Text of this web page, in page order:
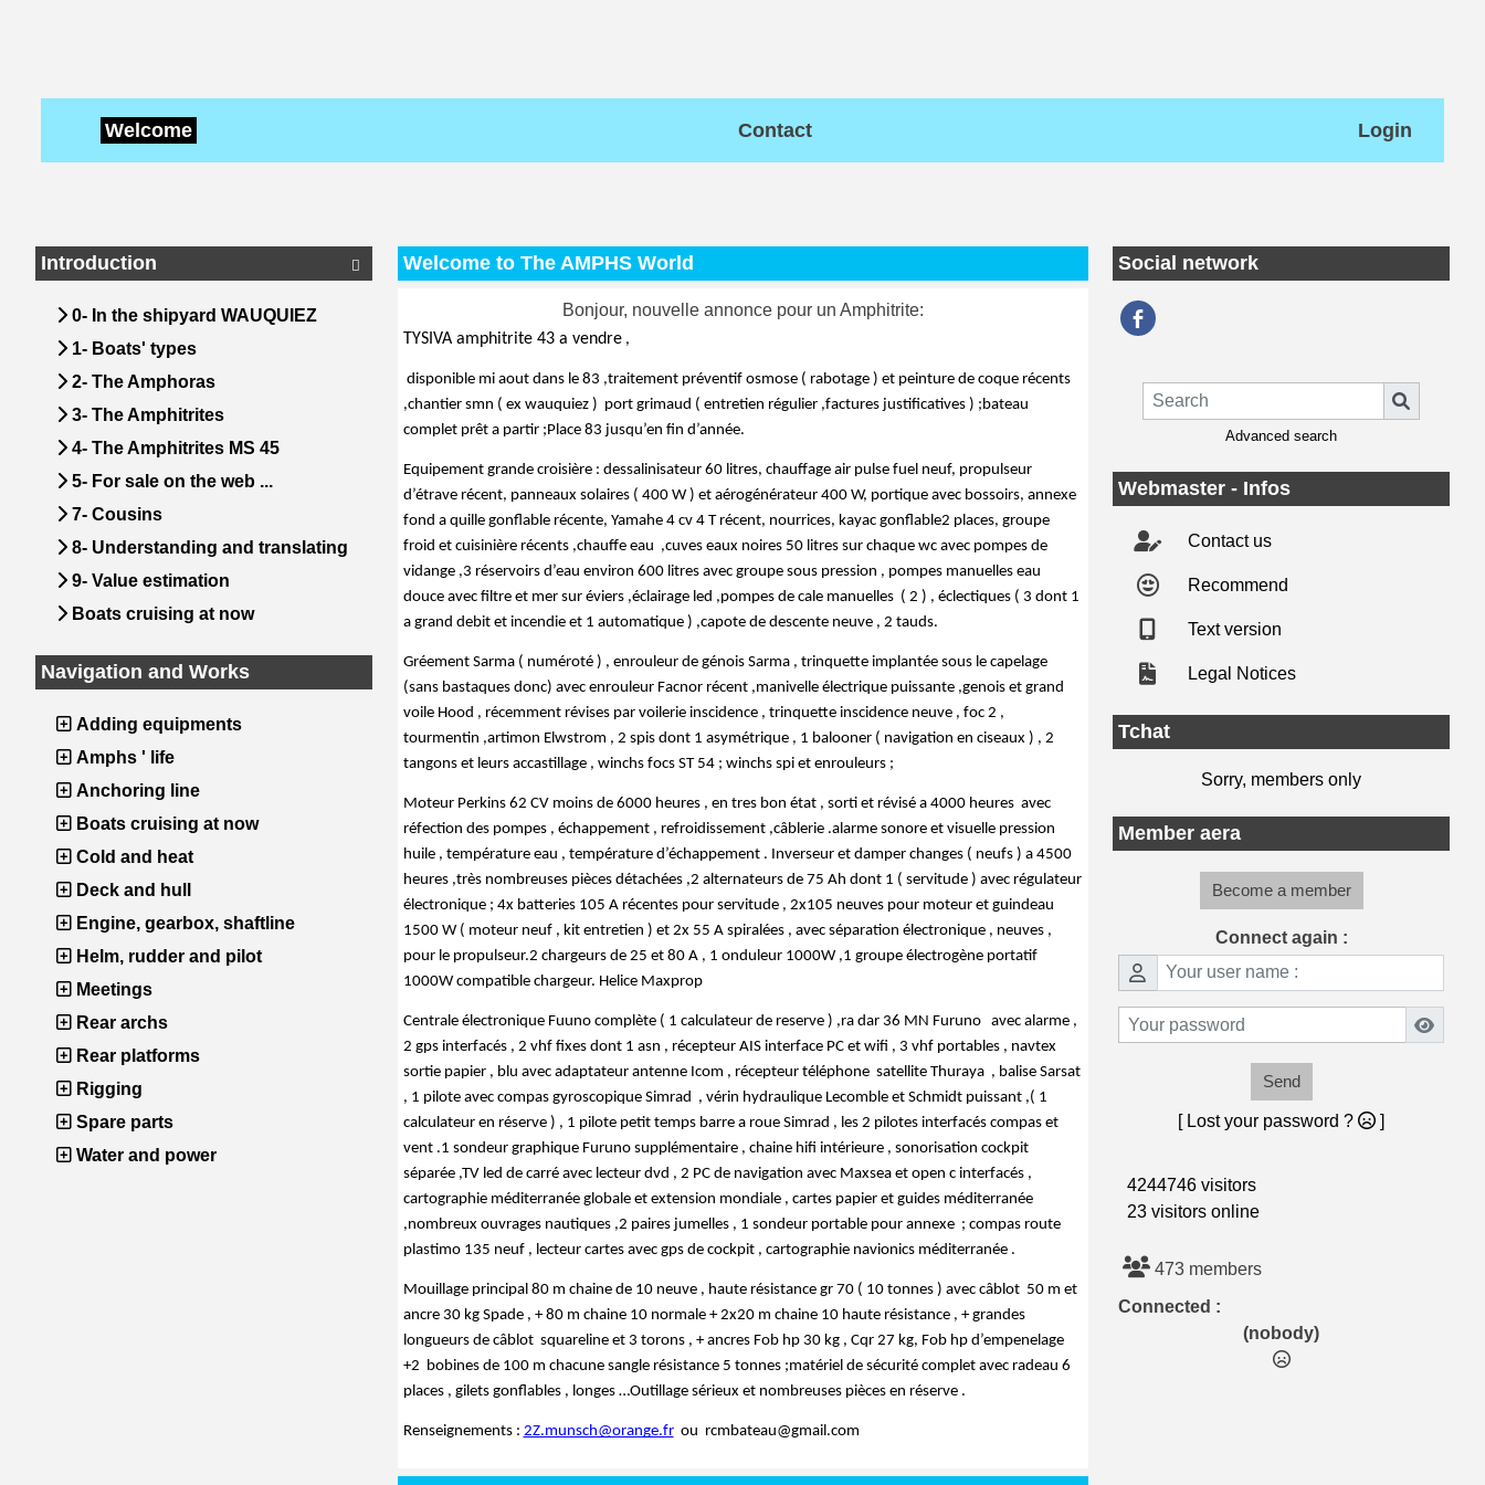
Welcome Contact Login

Introduction
0- In the shipyard WAUQUIEZ
1- Boats' types
2- The Amphoras
3- The Amphitrites
4- The Amphitrites MS 45
5- For sale on the web ...
7- Cousins
8- Understanding and translating
9- Value estimation
Boats cruising at now
Navigation and Works
Adding equipments
Amphs ' life
Anchoring line
Boats cruising at now
Cold and heat
Deck and hull
Engine, gearbox, shaftline
Helm, rudder and pilot
Meetings
Rear archs
Rear platforms
Rigging
Spare parts
Water and power
Welcome to The AMPHS World
Bonjour, nouvelle annonce pour un Amphitrite:
TYSIVA amphitrite 43 a vendre ,
,chantier smn ( ex wauquiez )  port grimaud ( entretien régulier ,factures justificatives ) ;bateau
complet prêt a partir ;Place 83 jusqu’en fin d’année.
Equipement grande croisière : dessalinisateur 60 litres, chauffage air pulse fuel neuf, propulseur
d’étrave récent, panneaux solaires ( 400 W ) et aérogénérateur 400 W, portique avec bossoirs, annexe
fond a quille gonflable récente, Yamahe 4 cv 4 T récent, nourrices, kayac gonflable2 places, groupe
froid et cuisinière récents ,chauffe eau  ,cuves eaux noires 50 litres sur chaque wc avec pompes de
vidange ,3 réservoirs d’eau environ 600 litres avec groupe sous pression , pompes manuelles eau
douce avec filtre et mer sur éviers ,éclairage led ,pompes de cale manuelles  ( 2 ) , éclectiques ( 3 dont 1
a grand debit et incendie et 1 automatique ) ,capote de descente neuve , 2 tauds.
Gréement Sarma ( numéroté ) , enrouleur de génois Sarma , trinquette implantée sous le capelage
(sans bastaques donc) avec enrouleur Facnor récent ,manivelle électrique puissante ,genois et grand
voile Hood , récemment révises par voilerie inscidence , trinquette inscidence neuve , foc 2 ,
tourmentin ,artimon Elwstrom , 2 spis dont 1 asymétrique , 1 balooner ( navigation en ciseaux ) , 2
tangons et leurs accastillage , winchs focs ST 54 ; winchs spi et enrouleurs ;
Moteur Perkins 62 CV moins de 6000 heures , en tres bon état , sorti et révisé a 4000 heures  avec
réfection des pompes , échappement , refroidissement ,câblerie .alarme sonore et visuelle pression
huile , température eau , température d’échappement . Inverseur et damper changes ( neufs ) a 4500
heures ,très nombreuses pièces détachées ,2 alternateurs de 75 Ah dont 1 ( servitude ) avec régulateur
électronique ; 4x batteries 105 A récentes pour servitude , 2x105 neuves pour moteur et guindeau
1500 W ( moteur neuf , kit entretien ) et 2x 55 A spiralées , avec séparation électronique , neuves ,
pour le propulseur.2 chargeurs de 25 et 80 A , 1 onduleur 1000W ,1 groupe électrogène portatif
1000W compatible chargeur. Helice Maxprop
Centrale électronique Fuuno complète ( 1 calculateur de reserve ) ,ra dar 36 MN Furuno   avec alarme ,
2 gps interfacés , 2 vhf fixes dont 1 asn , récepteur AIS interface PC et wifi , 3 vhf portables , navtex
sortie papier , blu avec adaptateur antenne Icom , récepteur téléphone  satellite Thuraya  , balise Sarsat
, 1 pilote avec compas gyroscopique Simrad  , vérin hydraulique Lecomble et Schmidt puissant ,( 1
calculateur en réserve ) , 1 pilote petit temps barre a roue Simrad , les 2 pilotes interfacés compas et
vent .1 sondeur graphique Furuno supplémentaire , chaine hifi intérieure , sonorisation cockpit
séparée ,TV led de carré avec lecteur dvd , 2 PC de navigation avec Maxsea et open c interfacés ,
cartographie méditerranée globale et extension mondiale , cartes papier et guides méditerranée
,nombreux ouvrages nautiques ,2 paires jumelles , 1 sondeur portable pour annexe  ; compas route
plastimo 135 neuf , lecteur cartes avec gps de cockpit , cartographie navionics méditerranée .
Mouillage principal 80 m chaine de 10 neuve , haute résistance gr 70 ( 10 tonnes ) avec câblot  50 m et
ancre 30 kg Spade , + 80 m chaine 10 normale + 2x20 m chaine 10 haute résistance , + grandes
longueurs de câblot  squareline et 3 torons , + ancres Fob hp 30 kg , Cqr 27 kg, Fob hp d’empenelage
+2  bobines de 100 m chacune sangle résistance 5 tonnes ;matériel de sécurité complet avec radeau 6
places , gilets gonflables , longes …Outillage sérieux et nombreuses pièces en réserve .
Renseignements : 2Z.munsch@orange.fr ou  rcmbateau@gmail.com
Social network
Advanced search
Webmaster - Infos
Contact us
Recommend
Text version
Legal Notices
Tchat
Sorry, members only
Member aera
Become a member
Connect again :
Send
[ Lost your password ? ]
4244746 visitors
23 visitors online
473 members
Connected :
(nobody)